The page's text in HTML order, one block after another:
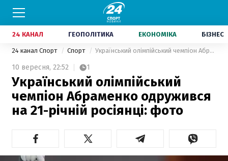
24 КАНАЛ ГЕОПОЛІТИКА ЕКОНОМІКА БІЗНЕС
24 канал Спорт Спорт Український олімпійський чемпіон Абраменко одружився на 21-річній росіянці: фото
10 вересня, 22:52 1
Український олімпійський
чемпіон Абраменко одружився
на 21-річній росіянці: фото